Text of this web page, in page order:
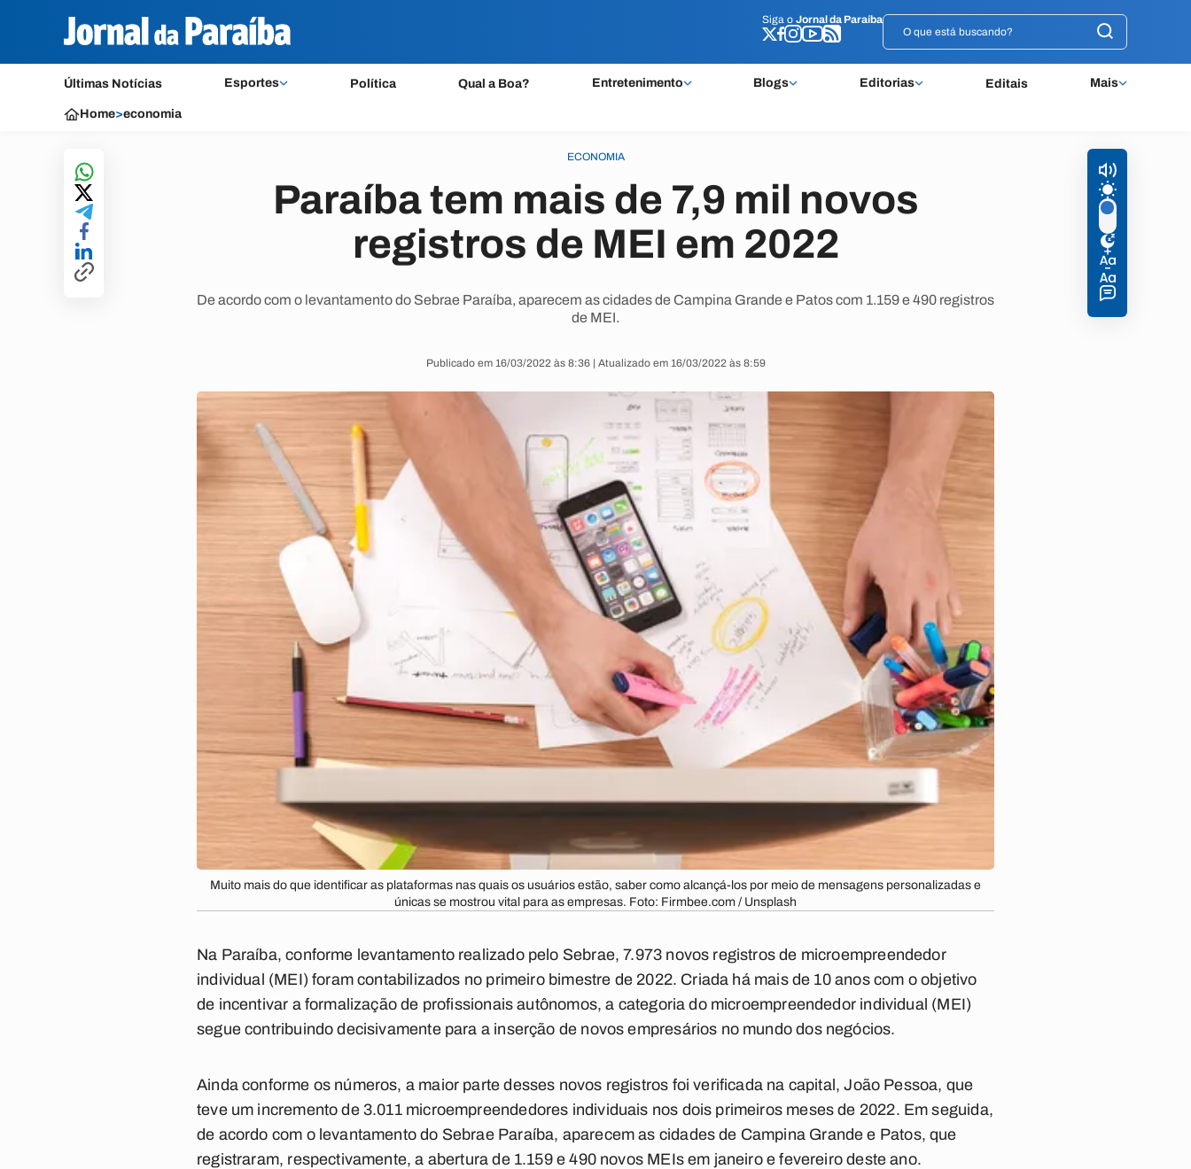
Siga o Jornal da Paraíba
Últimas Notícias Esportes Política Qual a Boa? Entretenimento Blogs Editorias Editais Mais
Siga o Jornal da Paraíba
Home>economia
ECONOMIA
Paraíba tem mais de 7,9 mil novos
registros de MEI em 2022
De acordo com o levantamento do Sebrae Paraíba, aparecem as cidades de Campina Grande e Patos com 1.159 e 490 registros
de MEI.
Publicado em 16/03/2022 às 8:36 | Atualizado em 16/03/2022 às 8:59
Muito mais do que identificar as plataformas nas quais os usuários estão, saber como alcançá-los por meio de mensagens personalizadas e
únicas se mostrou vital para as empresas. Foto: Firmbee.com / Unsplash
Na Paraíba, conforme levantamento realizado pelo Sebrae, 7.973 novos registros de microempreendedor
individual (MEI) foram contabilizados no primeiro bimestre de 2022. Criada há mais de 10 anos com o objetivo
de incentivar a formalização de profissionais autônomos, a categoria do microempreendedor individual (MEI)
segue contribuindo decisivamente para a inserção de novos empresários no mundo dos negócios.
Ainda conforme os números, a maior parte desses novos registros foi verificada na capital, João Pessoa, que
teve um incremento de 3.011 microempreendedores individuais nos dois primeiros meses de 2022. Em seguida,
de acordo com o levantamento do Sebrae Paraíba, aparecem as cidades de Campina Grande e Patos, que
registraram, respectivamente, a abertura de 1.159 e 490 novos MEIs em janeiro e fevereiro deste ano.